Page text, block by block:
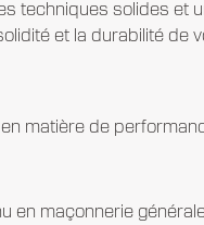
techniques solides et
et la durabilité de
matière de
maçonnerie